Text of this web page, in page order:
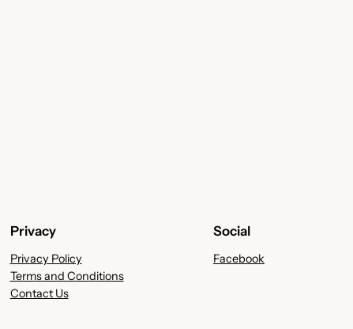
Privacy
Privacy Policy
Terms and Conditions
Contact Us
Social
Facebook